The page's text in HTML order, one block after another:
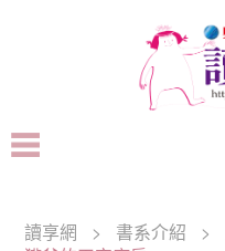
讀享網 > 書系介紹 >